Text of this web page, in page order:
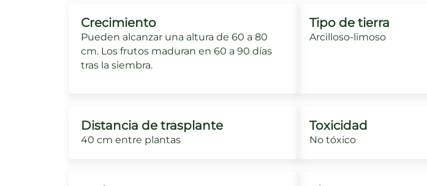
Crecimiento
Pueden alcanzar una altura de 60 a 80
cm. Los frutos maduran en 60 a 90 días
tras la siembra.
Tipo de tierra
Arcilloso-limoso
Distancia de trasplante
40 cm entre plantas
Toxicidad
No tóxico